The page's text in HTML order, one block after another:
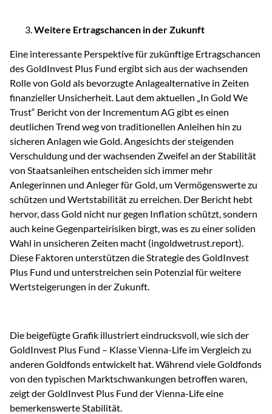
Weitere Ertragschancen in der Zukunft
Eine interessante Perspektive für zukünftige Ertragschancen
des GoldInvest Plus Fund ergibt sich aus der wachsenden
Rolle von Gold als bevorzugte Anlagealternative in Zeiten
finanzieller Unsicherheit. Laut dem aktuellen „In Gold We
Trust“ Bericht von der Incrementum AG gibt es einen
deutlichen Trend weg von traditionellen Anleihen hin zu
sicheren Anlagen wie Gold. Angesichts der steigenden
Verschuldung und der wachsenden Zweifel an der Stabilität
von Staatsanleihen entscheiden sich immer mehr
Anlegerinnen und Anleger für Gold, um Vermögenswerte zu
schützen und Wertstabilität zu erreichen. Der Bericht hebt
hervor, dass Gold nicht nur gegen Inflation schützt, sondern
auch keine Gegenparteirisiken birgt, was es zu einer soliden
Wahl in unsicheren Zeiten macht​ (ingoldwetrust.report).
Diese Faktoren unterstützen die Strategie des GoldInvest
Plus Fund und unterstreichen sein Potenzial für weitere
Wertsteigerungen in der Zukunft.
Die beigefügte Grafik illustriert eindrucksvoll, wie sich der
GoldInvest Plus Fund – Klasse Vienna-Life im Vergleich zu
anderen Goldfonds entwickelt hat. Während viele Goldfonds
von den typischen Marktschwankungen betroffen waren,
zeigt der GoldInvest Plus Fund der Vienna-Life eine
bemerkenswerte Stabilität.